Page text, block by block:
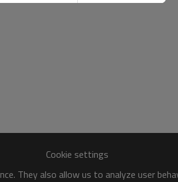
Cookie settings
They also allow us to analyze user